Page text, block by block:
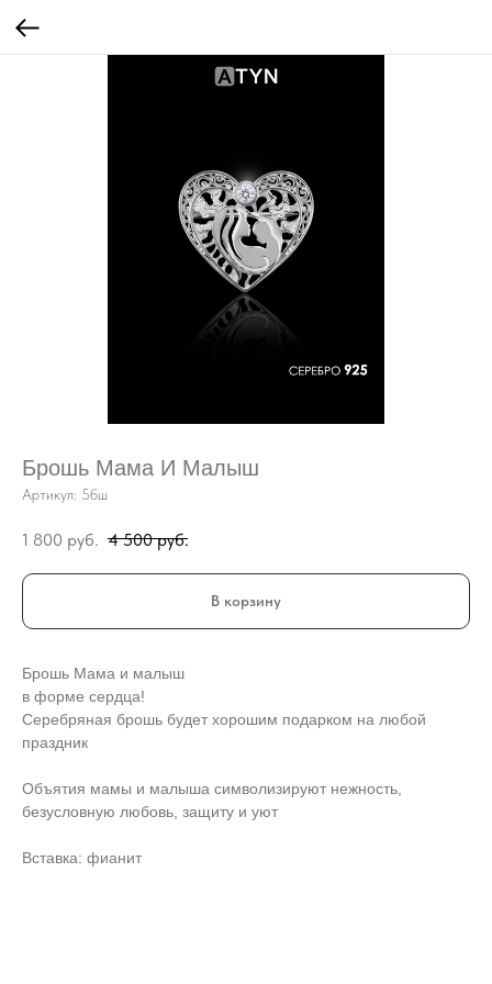
Брошь Мама И Малыш
Артикул: 5бш
1 800 руб. 4 500 руб.
В корзину
Брошь Мама и малыш
в форме сердца!
Серебряная брошь будет хорошим подарком на любой
праздник
Объятия мамы и малыша символизируют нежность,
безусловную любовь, защиту и уют
Вставка: фианит